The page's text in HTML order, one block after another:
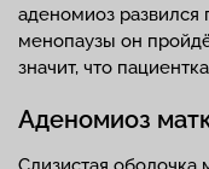
аденомиоз развился
менопаузы он
значит, что
Аденомиоз